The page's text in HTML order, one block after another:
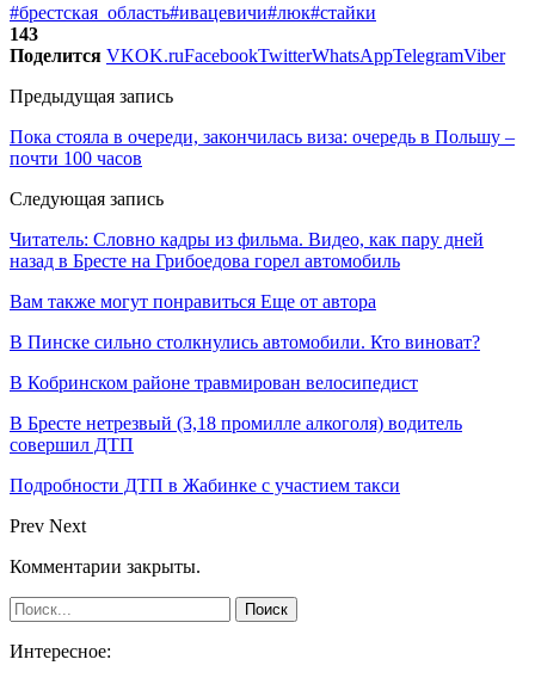
#брестская_область#ивацевичи#люк#стайки
143
Поделится VKOK.ruFacebookTwitterWhatsAppTelegramViber
Предыдущая запись
Пока стояла в очереди, закончилась виза: очередь в Польшу –
почти 100 часов
Следующая запись
Читатель: Словно кадры из фильма. Видео, как пару дней
назад в Бресте на Грибоедова горел автомобиль
Вам также могут понравиться Еще от автора
В Пинске сильно столкнулись автомобили. Кто виноват?
В Кобринском районе травмирован велосипедист
В Бресте нетрезвый (3,18 промилле алкоголя) водитель
совершил ДТП
Подробности ДТП в Жабинке с участием такси
Prev Next
Комментарии закрыты.
Интересное: